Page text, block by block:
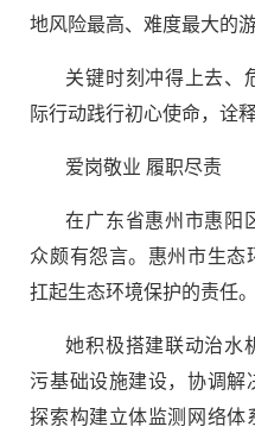
地风险最高、难度最大的
关键时刻冲得上去、
际行动践行初心使命，诠
爱岗敬业 履职尽责
在广东省惠州市惠阳
众颇有怨言。惠州市生态
扛起生态环境保护的责任。
她积极搭建联动治水
污基础设施建设，协调解
探索构建立体监测网络体